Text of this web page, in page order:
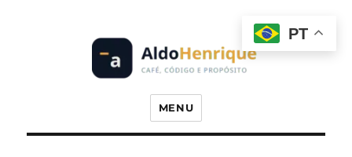
Prof. Dr. Aldo Henrique
MENU
PT